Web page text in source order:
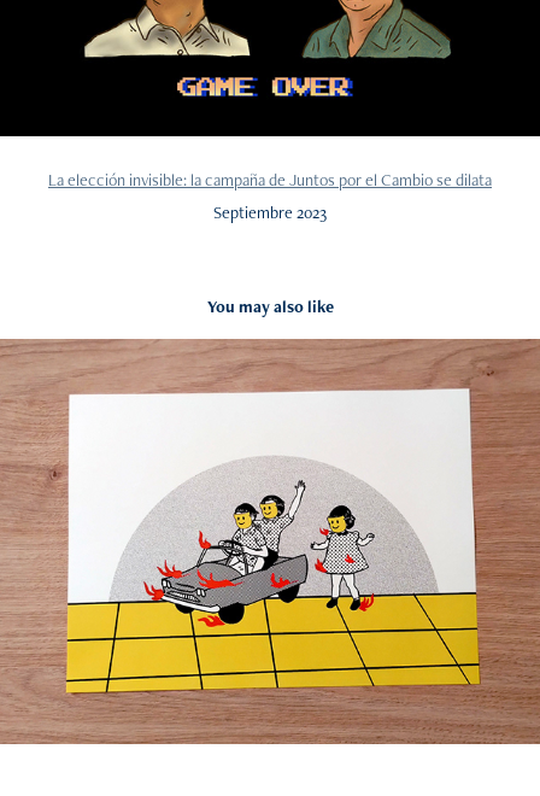
La elección invisible: la campaña de Juntos por el Cambio se dilata
Septiembre 2023
You may also like
Obra impresa
2023